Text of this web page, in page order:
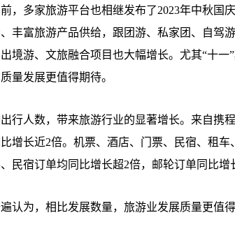
多家旅游平台也相继发布了2023年中秋国
丰富旅游产品供给，跟团游、私家团、自驾
境游、文旅融合项目也大幅增长。尤其“十
量发展更值得期待。
人数，带来旅游行业的显著增长。来自携程
增长近2倍。机票、酒店、门票、民宿、租车
民宿订单均同比增长超2倍，邮轮订单同比增
为，相比发展数量，旅游业发展质量更值得